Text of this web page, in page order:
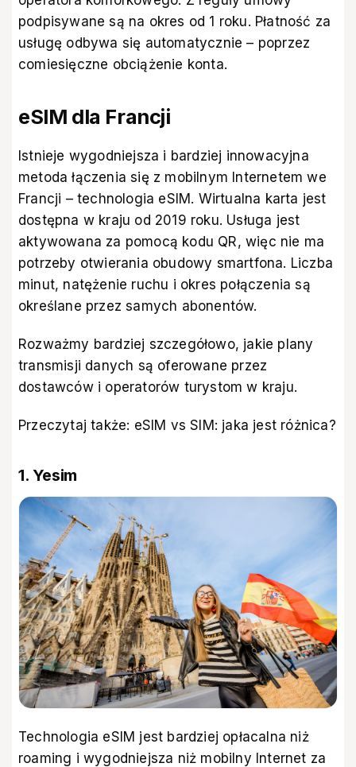
podpisywane są na okres od 1 roku. Płatność za
usługę odbywa się automatycznie – poprzez
comiesięczne obciążenie konta.
eSIM dla Francji
Istnieje wygodniejsza i bardziej innowacyjna
metoda łączenia się z mobilnym Internetem we
Francji – technologia eSIM. Wirtualna karta jest
dostępna w kraju od 2019 roku. Usługa jest
aktywowana za pomocą kodu QR, więc nie ma
potrzeby otwierania obudowy smartfona. Liczba
minut, natężenie ruchu i okres połączenia są
określane przez samych abonentów.
Rozważmy bardziej szczegółowo, jakie plany
transmisji danych są oferowane przez
dostawców i operatorów turystom w kraju.
Przeczytaj także: eSIM vs SIM: jaka jest różnica?
1. Yesim
Technologia eSIM jest bardziej opłacalna niż
roaming i wygodniejsza niż mobilny Internet za